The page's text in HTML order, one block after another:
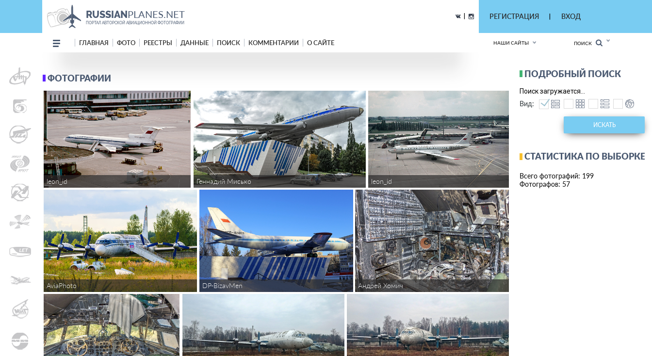
RUSSIANPLANES.NET
ПОРТАЛ АВТОРСКОЙ АВИАЦИОННОЙ ФОТОГРАФИИ
РЕГИСТРАЦИЯ ВХОД
ГЛАВНАЯ ФОТО РЕЕСТРЫ ДАННЫЕ ПОИСК КОММЕНТАРИИ О САЙТЕ НАШИ САЙТЫ ПОИСК
ФОТОГРАФИИ
leon_id Геннадий Мисько leon_id
AviaPhoto DP-BizavMen Андрей Хомич
ПОДРОБНЫЙ ПОИСК
Поиск загружается...
Вид:
ИСКАТЬ
СТАТИСТИКА ПО ВЫБОРКЕ
Всего фотографий: 199
Фотографов: 57